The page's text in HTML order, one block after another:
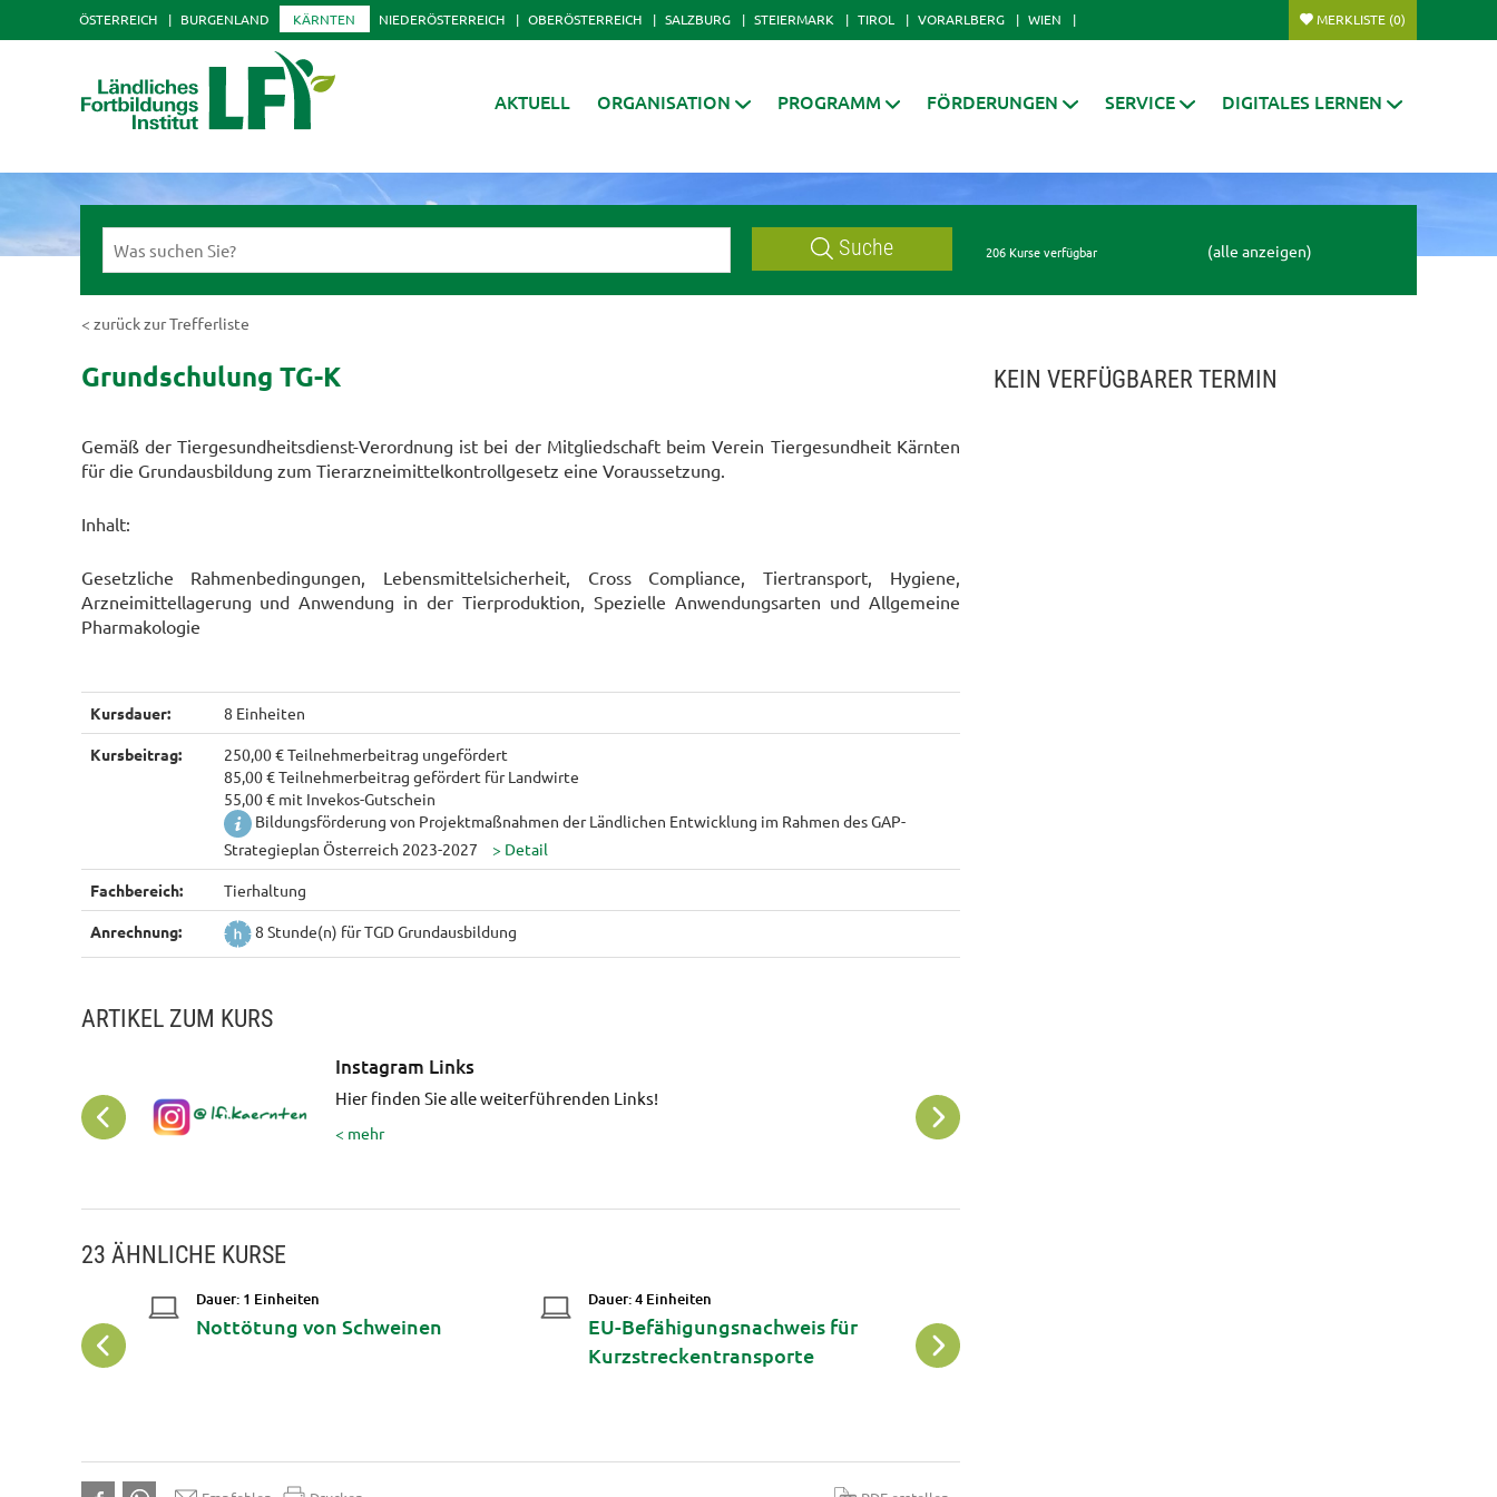
ÖSTERREICH BURGENLAND KÄRNTEN NIEDERÖSTERREICH OBERÖSTERREICH SALZBURG STEIERMARK TIROL VORARLBERG WIEN MERKLISTE (0)
AKTUELL ORGANISATION PROGRAMM FÖRDERUNGEN SERVICE DIGITALES LERNEN
Suche 206 Kurse verfügbar (alle anzeigen)
< zurück zur Trefferliste
Grundschulung TG-K
Gemäß der Tiergesundheitsdienst-Verordnung ist bei der Mitgliedschaft beim Verein Tiergesundheit Kärnten
für die Grundausbildung zum Tierarzneimittelkontrollgesetz eine Voraussetzung.
Inhalt:
Gesetzliche Rahmenbedingungen, Lebensmittelsicherheit, Cross Compliance, Tiertransport, Hygiene,
Arzneimittellagerung und Anwendung in der Tierproduktion, Spezielle Anwendungsarten und Allgemeine
Pharmakologie
Kursdauer: 8 Einheiten
Kursbeitrag:
250,00 € Teilnehmerbeitrag ungefördert
85,00 € Teilnehmerbeitrag gefördert für Landwirte
55,00 € mit Invekos-Gutschein
Bildungsförderung von Projektmaßnahmen der Ländlichen Entwicklung im Rahmen des GAP-
Strategieplan Österreich 2023-2027
Fachbereich: Tierhaltung
Anrechnung: 8 Stunde(n) für TGD Grundausbildung
ARTIKEL ZUM KURS
Instagram Links
Hier finden Sie alle weiterführenden Links!
< mehr
Hier finden Sie alle weiterführenden Links!
< mehr
23 ÄHNLICHE KURSE
Dauer: 1 Einheiten
Nottötung von Schweinen
Dauer: 4 Einheiten
EU-Befähigungsnachweis für
Kurzstreckentransporte
KEIN VERFÜGBARER TERMIN